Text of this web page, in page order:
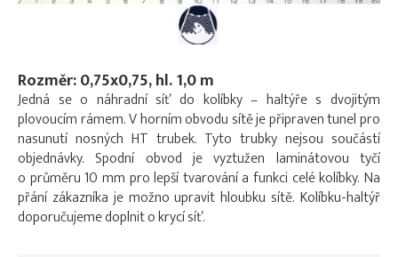
Rozměr: 0,75x0,75, hl. 1,0 m
Jedná se o náhradní síť do kolíbky – haltýře s dvojitým
plovoucím rámem. V horním obvodu sítě je připraven tunel pro
nasunutí nosných HT trubek. Tyto trubky nejsou součástí
objednávky. Spodní obvod je vyztužen laminátovou tyčí
o průměru 10 mm pro lepší tvarování a funkci celé kolíbky. Na
přání zákazníka je možno upravit hloubku sítě. Kolíbku-haltýř
doporučujeme doplnit o krycí síť.